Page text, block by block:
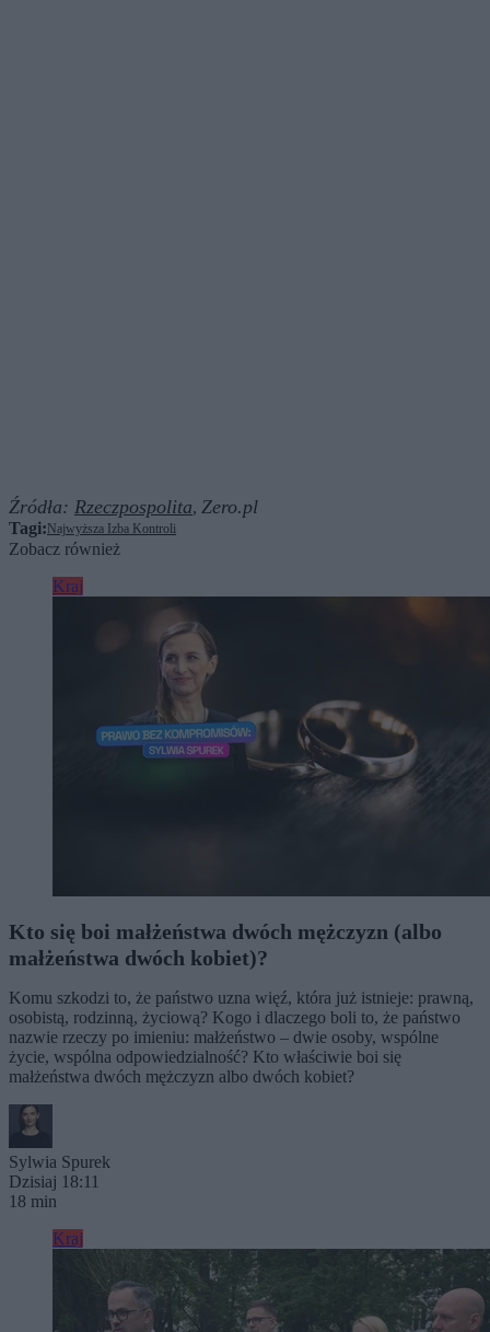
Źródła: Rzeczpospolita, Zero.pl
Tagi: Najwyższa Izba Kontroli
Zobacz również
Kraj
Kto się boi małżeństwa dwóch mężczyzn (albo
małżeństwa dwóch kobiet)?
Komu szkodzi to, że państwo uzna więź, która już istnieje: prawną,
osobistą, rodzinną, życiową? Kogo i dlaczego boli to, że państwo
nazwie rzeczy po imieniu: małżeństwo – dwie osoby, wspólne
życie, wspólna odpowiedzialność? Kto właściwie boi się
małżeństwa dwóch mężczyzn albo dwóch kobiet?
Sylwia Spurek
Dzisiaj 18:11
18 min
Kraj